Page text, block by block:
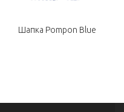
Шапка Pompon Blue